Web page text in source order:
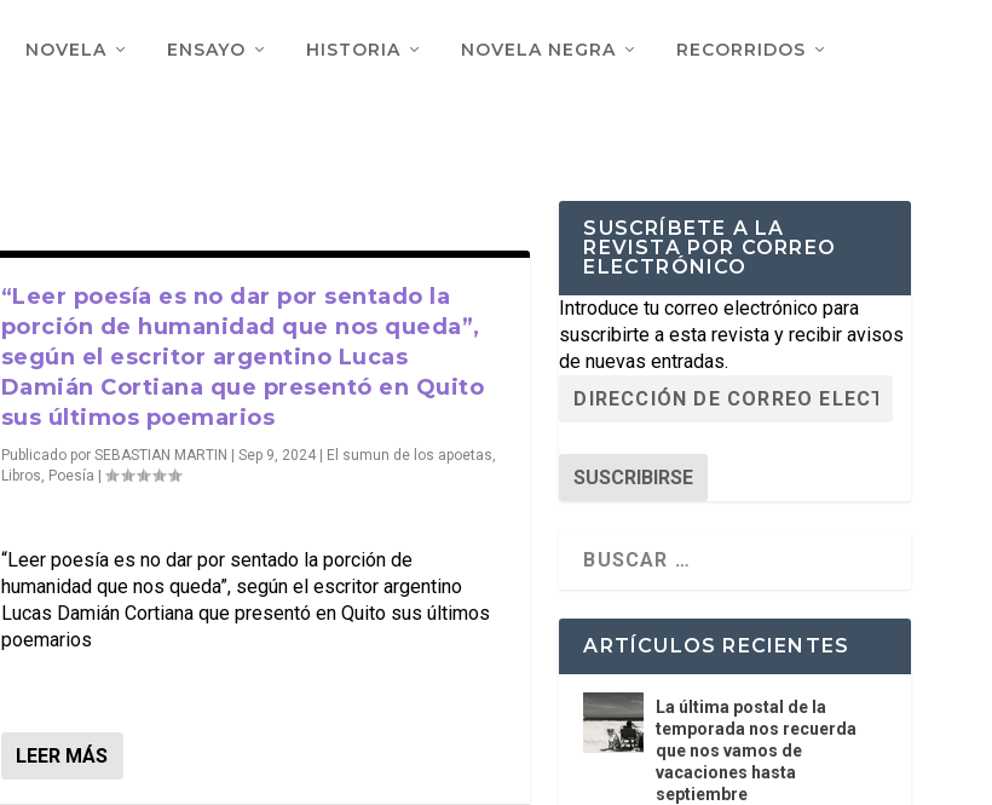
NOVELA ENSAYO HISTORIA NOVELA NEGRA RECORRIDOS
“Leer poesía es no dar por sentado la
porción de humanidad que nos queda”,
según el escritor argentino Lucas
Damián Cortiana que presentó en Quito
sus últimos poemarios
Publicado por SEBASTIAN MARTIN Sep 9, 2024| El sumun de los apoetas,
Libros, Poesía
“Leer poesía es no dar por sentado la porción de
humanidad que nos queda”, según el escritor argentino
Lucas Damián Cortiana que presentó en Quito sus últimos
poemarios
LEER MÁS
SUSCRÍBETE A LA
REVISTA POR CORREO
ELECTRÓNICO
Introduce tu correo electrónico para
suscribirte a esta revista y recibir avisos
de nuevas entradas.
SUSCRIBIRSE
ARTÍCULOS RECIENTES
La última postal de la
temporada nos recuerda
que nos vamos de
vacaciones hasta
septiembre